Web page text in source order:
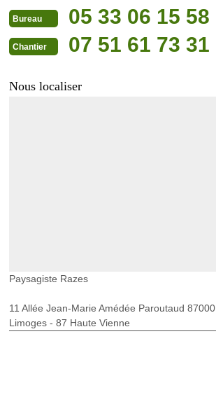
Bureau 05 33 06 15 58
Chantier 07 51 61 73 31
Nous localiser
Paysagiste Razes
11 Allée Jean-Marie Amédée Paroutaud 87000
Limoges - 87 Haute Vienne